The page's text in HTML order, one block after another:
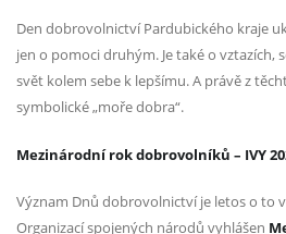
Den dobrovolnictví Pardubického kraje
jen o pomoci druhým. Je také o
svět kolem sebe k lepšímu. A právě z
symbolické „moře dobra“.
Mezinárodní rok dobrovolníků – IVY
Význam Dnů dobrovolnictví je letos o to
Organizací spojených národů vyhlášen